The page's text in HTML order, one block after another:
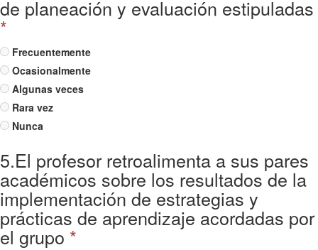
de planeación y evaluación estipuladas
*
Frecuentemente
Ocasionalmente
Algunas veces
Rara vez
Nunca
5.El profesor retroalimenta a sus pares
académicos sobre los resultados de la
implementación de estrategias y
prácticas de aprendizaje acordadas por
el grupo *